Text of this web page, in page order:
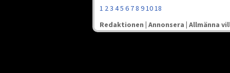
1 23 45 6 78 91018
Redaktionen | Annonsera | Allmänna